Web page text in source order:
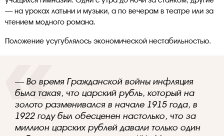
— на уроках латыни и музыки, а по вечерам в театре или за
чтением модного романа.
Положение усугублялось экономической нестабильностью.
— Во время Гражданской войны инфляция
была такая, что царский рубль, который на
золото разменивался в начале 1915 года, в
1922 году был обесценен настолько, что за
миллион царских рублей давали только один